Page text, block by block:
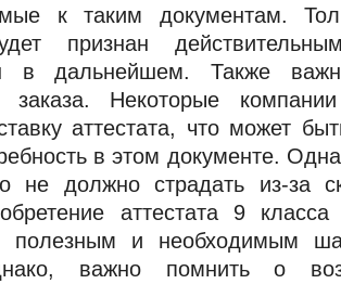
к таким документам.
признан
в дальнейшем. Также
заказа. Некоторые
аттестата, что может
в этом документе.
не должно страдать из-за
аттестата 9
полезным и необходимым
важно помнить о